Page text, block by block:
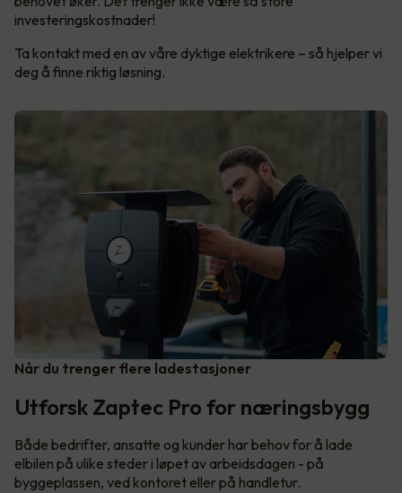
investeringskostnader!
Ta kontakt med en av våre dyktige elektrikere – så hjelper vi
deg å finne riktig løsning.
Når du trenger flere ladestasjoner
Utforsk Zaptec Pro for næringsbygg
Både bedrifter, ansatte og kunder har behov for å lade
elbilen på ulike steder i løpet av arbeidsdagen - på
byggeplassen, ved kontoret eller på handletur.